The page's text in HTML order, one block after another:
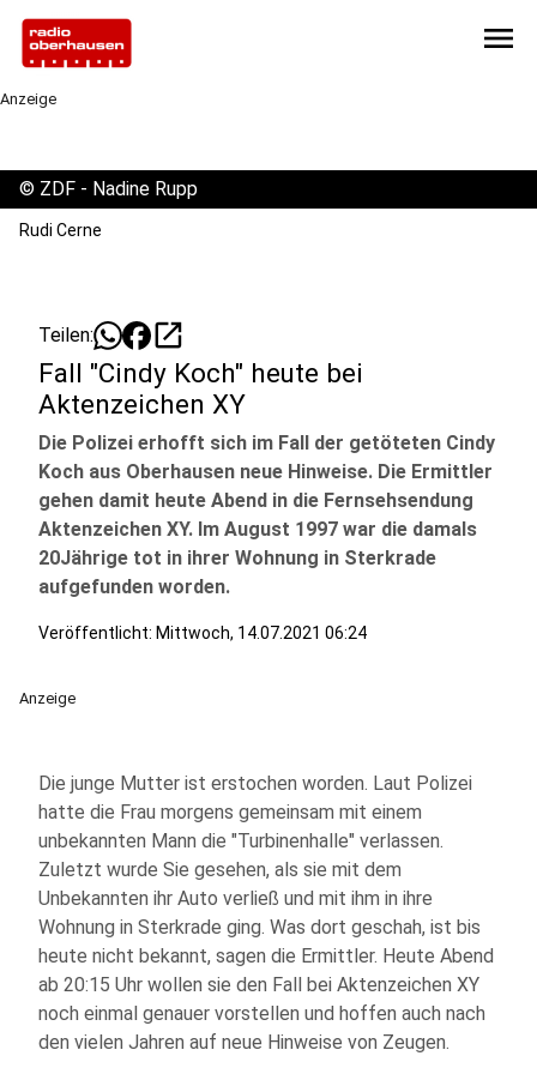
menu
Anzeige
© ZDF - Nadine Rupp
Rudi Cerne
Teilen: open_in_new
Fall "Cindy Koch" heute bei
Aktenzeichen XY
Die Polizei erhofft sich im Fall der getöteten Cindy
Koch aus Oberhausen neue Hinweise. Die Ermittler
gehen damit heute Abend in die Fernsehsendung
Aktenzeichen XY. Im August 1997 war die damals
20Jährige tot in ihrer Wohnung in Sterkrade
aufgefunden worden.
Veröffentlicht: Mittwoch, 14.07.2021 06:24
Anzeige
Die junge Mutter ist erstochen worden. Laut Polizei
hatte die Frau morgens gemeinsam mit einem
unbekannten Mann die "Turbinenhalle" verlassen.
Zuletzt wurde Sie gesehen, als sie mit dem
Unbekannten ihr Auto verließ und mit ihm in ihre
Wohnung in Sterkrade ging. Was dort geschah, ist bis
heute nicht bekannt, sagen die Ermittler. Heute Abend
ab 20:15 Uhr wollen sie den Fall bei Aktenzeichen XY
noch einmal genauer vorstellen und hoffen auch nach
den vielen Jahren auf neue Hinweise von Zeugen.